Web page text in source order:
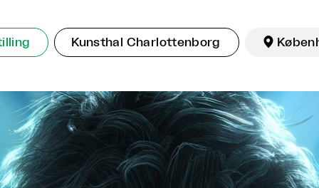
Kunsthal Charlottenborg 